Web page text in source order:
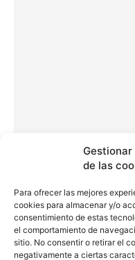
de las
Para ofrecer las mejores
cookies para almacenar y/o
consentimiento de estas
el comportamiento de
sitio. No consentir o retirar el
negativamente a ciertas
La nueva
Hyundai
Redacción - 5 de diciembre de
El fabricante